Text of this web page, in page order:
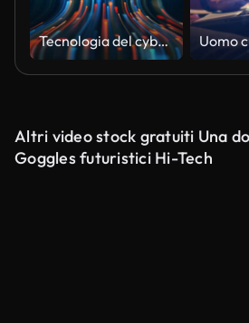
Tecnologia del cyberspazio di connessione tramite linee di particelle flusso di dati. Strisce al neon che salgono verso l'alto sfondo astratto video 3D loop senza soluzione di continuità
Altri video stock gratuiti Una
Goggles futuristici Hi-Tech